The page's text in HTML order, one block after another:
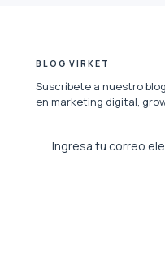
BLOG VIRKET
Suscríbete a nuestro
en marketing digital,